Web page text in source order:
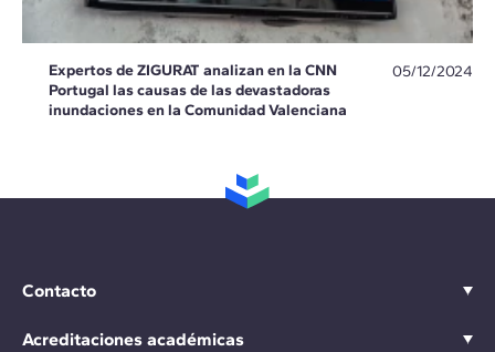
Expertos de ZIGURAT analizan en la CNN
Portugal las causas de las devastadoras
inundaciones en la Comunidad Valenciana
05/12/2024
Contacto
Acreditaciones académicas